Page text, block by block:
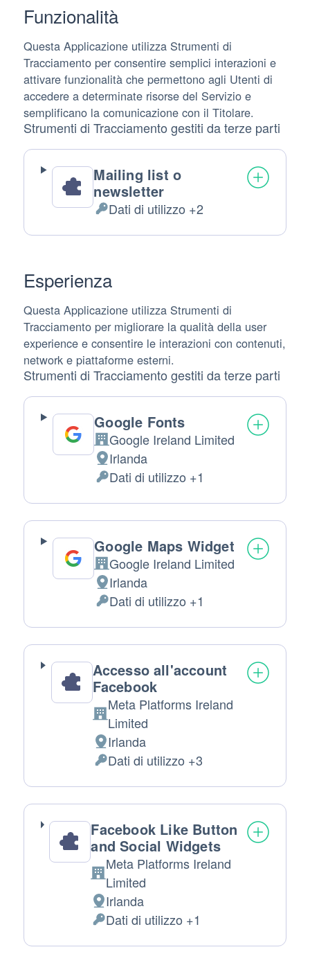
Funzionalità
Questa Applicazione utilizza Strumenti di
Tracciamento per consentire semplici interazioni e
attivare funzionalità che permettono agli Utenti di
accedere a determinate risorse del Servizio e
semplificano la comunicazione con il Titolare.
Strumenti di Tracciamento gestiti da terze parti
Mailing list o
newsletter
Dati
Personali
Dati di utilizzo +2
Esperienza
Questa Applicazione utilizza Strumenti di
Tracciamento per migliorare la qualità della user
experience e consentire le interazioni con contenuti,
network e piattaforme esterni.
Strumenti di Tracciamento gestiti da terze parti
Google Fonts
Azienda:
Google Ireland Limited
Luogo
del
trattamento:
Irlanda
Dati
Personali
trattati:
Dati di utilizzo +1
Google Maps Widget
Azienda:
Google Ireland Limited
Luogo
del
trattamento:
Irlanda
Dati
Personali
trattati:
Dati di utilizzo +1
Accesso all'account
Facebook
Azienda:
Meta Platforms Ireland
Limited
Luogo
del
trattamento:
Irlanda
Permessi
richiesti:
Dati di utilizzo +3
Facebook Like Button
and Social Widgets
Azienda:
Meta Platforms Ireland
Limited
Luogo
del
trattamento:
Irlanda
Dati
Personali
Dati di utilizzo +1